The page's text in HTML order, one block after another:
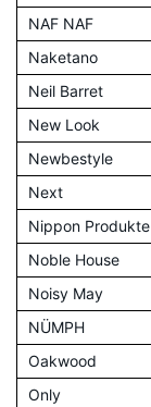
NAF NAF
Naketano
Neil Barret
New Look
Newbestyle
Next
Nippon
Noble House
Noisy May
NÜMPH
Oakwood
Only